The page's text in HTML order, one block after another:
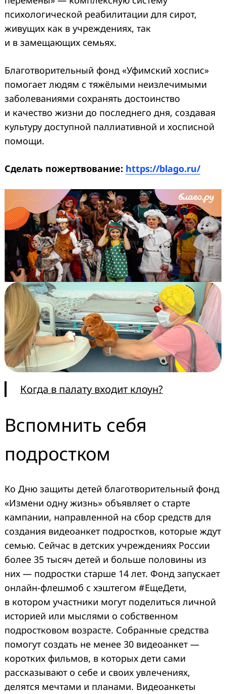
психологической реабилитации для сирот,
живущих как в учреждениях, так
и в замещающих семьях.
Благотворительный фонд «Уфимский хоспис»
помогает людям с тяжёлыми неизлечимыми
заболеваниями сохранять достоинство
и качество жизни до последнего дня, создавая
культуру доступной паллиативной и хосписной
помощи.
Сделать пожертвование: https://blago.ru/
Когда в палату входит клоун?
Вспомнить себя
подростком
Ко Дню защиты детей благотворительный фонд
«Измени одну жизнь» объявляет о старте
кампании, направленной на сбор средств для
создания видеоанкет подростков, которые ждут
семью. Сейчас в детских учреждениях России
более 35 тысяч детей и больше половины из
них — подростки старше 14 лет. Фонд запускает
онлайн-флешмоб с хэштегом #ЕщеДети,
в котором участники могут поделиться личной
историей или мыслями о собственном
подростковом возрасте. Собранные средства
помогут создать не менее 30 видеоанкет —
коротких фильмов, в которых дети сами
рассказывают о себе и своих увлечениях,
делятся мечтами и планами. Видеоанкеты